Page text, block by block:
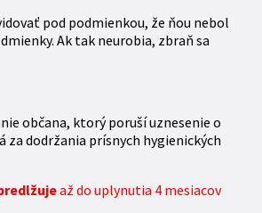
pod podmienkou, že ňou nebol
Ak tak neurobia, zbraň sa
občana, ktorý poruší uznesenie o
za dodržania prísnych hygienických
až do uplynutia 4 mesiacov